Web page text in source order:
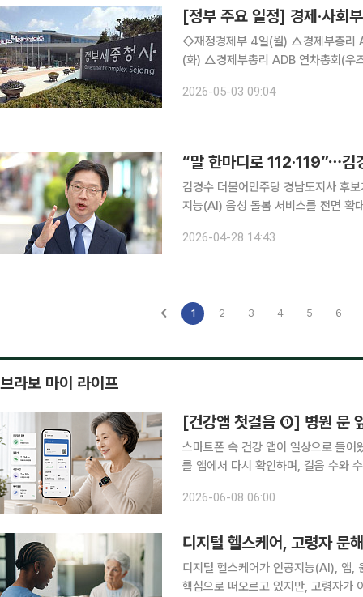
[정부 주요 일정] 경제·사
◇재정경제부 4일(월) △경제부총리 ADB 연차총회(우즈벡) △2026년 3월 온라인쇼핑동향 5일
(화) △경제부총리 ADB 연차총회(우즈벡) △주요 7개국(G7) 재무차관회의 참석 결과 △우즈베키
국무회의(청와대) △2026년 4월 소
2026-05-03 09:04
“말 한마디로 112·119”⋯김
김경수 더불어민주당 경남도지사 후
지능(AI) 음성 돌봄 서비스를 전면 확대하겠다고 밝혔다. 김 후
이상 징후가 감지되면 가족과 복지사,
2026-04-28 14:43
1 2 3 4 5 6
브라보 마이 라이프
[건강앱 첫걸음 ①] 병원 문
스마트폰 속 건강 앱이 일상으로 들
를 앱에서 다시 확인하며, 걸음 수와
의 변화를 더 자주, 더 가까이에서 살
2026-06-08 06:00
디지털 헬스케어, 고령자 문
디지털 헬스케어가 인공지능(AI), 앱,
핵심으로 떠오르고 있지만, 고령자가